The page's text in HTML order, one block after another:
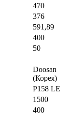
470
376
591,89
400
50
Doosan
(Корея)
P158 LE
1500
400